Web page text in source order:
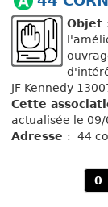
Objet
JF Kennedy
Cette
actualisée le
Adresse : 44
0